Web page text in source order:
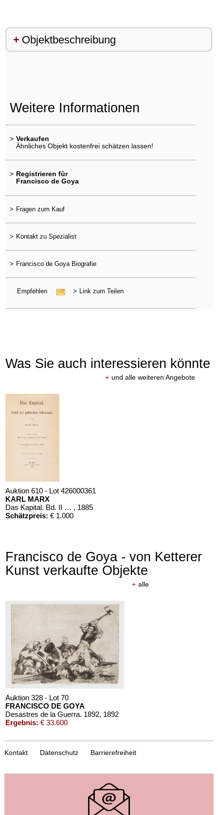
Objektbeschreibung
Weitere Informationen
> Verkaufen
Ähnliches Objekt kostenfrei schätzen lassen!
> Registrieren für
Francisco de Goya
> Fragen zum Kauf
> Kontakt zu Spezialist
> Francisco de Goya Biografie
Empfehlen > Link zum Teilen
Was Sie auch interessieren könnte
+ und alle weiteren Angebote
Auktion 610 - Lot 426000361
KARL MARX
Das Kapital. Bd. II und III , 1885
Schätzpreis: € 1.000
Francisco de Goya - von Ketterer
Kunst verkaufte Objekte
+ alle
Auktion 328 - Lot 70
FRANCISCO DE GOYA
Desastres de la Guerra. 1892, 1892
Ergebnis: € 33.600
Kontakt Datenschutz Barrierefreiheit